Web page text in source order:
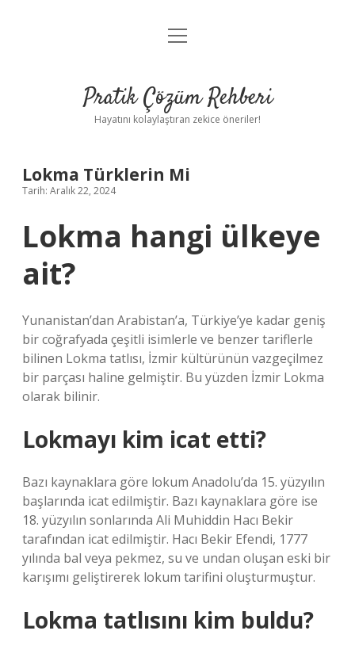
Anasayfa
Yasal Uyarı
menüyü
Pratik Çözüm Rehberi
Hayatını kolaylaştıran zekice öneriler!
Lokma Türklerin Mi
Tarih: Aralık 22, 2024
Lokma hangi ülkeye
ait?
Yunanistan’dan Arabistan’a, Türkiye’ye kadar geniş
bir coğrafyada çeşitli isimlerle ve benzer tariflerle
bilinen Lokma tatlısı, İzmir kültürünün vazgeçilmez
bir parçası haline gelmiştir. Bu yüzden İzmir Lokma
olarak bilinir.
Lokmayı kim icat etti?
Bazı kaynaklara göre lokum Anadolu’da 15. yüzyılın
başlarında icat edilmiştir. Bazı kaynaklara göre ise
18. yüzyılın sonlarında Ali Muhiddin Hacı Bekir
tarafından icat edilmiştir. Hacı Bekir Efendi, 1777
yılında bal veya pekmez, su ve undan oluşan eski bir
karışımı geliştirerek lokum tarifini oluşturmuştur.
Lokma tatlısını kim buldu?